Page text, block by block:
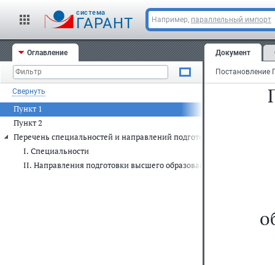
cистема
ГАРАНТ Например, параллельный импорт
Оглавление
Свернуть
Пункт 1
Пункт 2
Перечень специальностей и направлений подготовки, при приеме
I. Специальности
II. Направления подготовки высшего образования
Документ